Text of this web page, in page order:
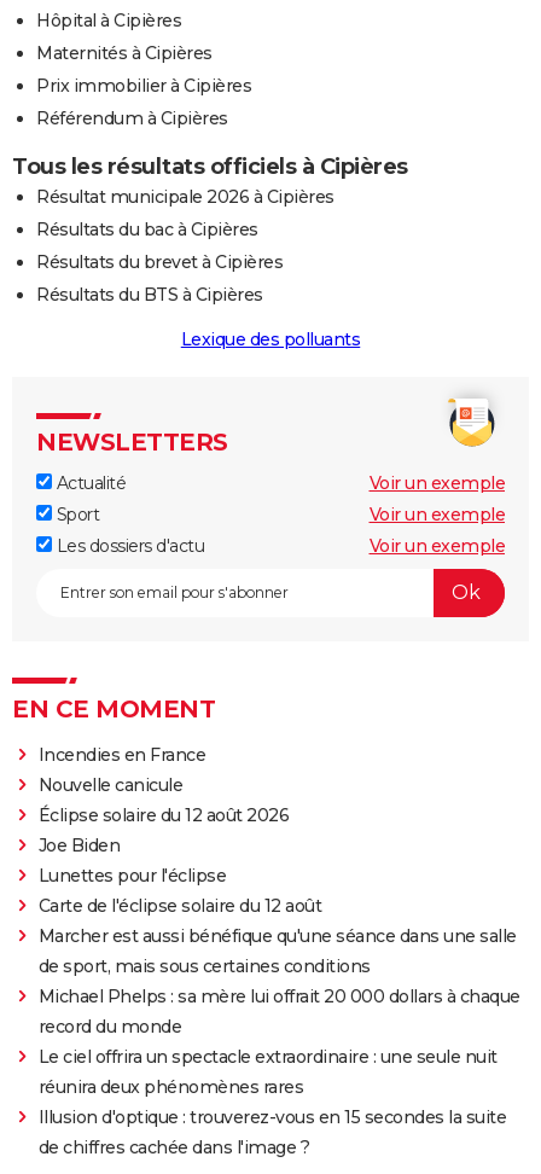
Hôpital à Cipières
Maternités à Cipières
Prix immobilier à Cipières
Référendum à Cipières
Tous les résultats officiels à Cipières
Résultat municipale 2026 à Cipières
Résultats du bac à Cipières
Résultats du brevet à Cipières
Résultats du BTS à Cipières
Lexique des polluants
NEWSLETTERS
Actualité
Voir un exemple
Sport
Voir un exemple
Les dossiers d'actu
Voir un exemple
EN CE MOMENT
Incendies en France
Nouvelle canicule
Éclipse solaire du 12 août 2026
Joe Biden
Lunettes pour l'éclipse
Carte de l'éclipse solaire du 12 août
Marcher est aussi bénéfique qu'une séance dans une salle
de sport, mais sous certaines conditions
Michael Phelps : sa mère lui offrait 20 000 dollars à chaque
record du monde
Le ciel offrira un spectacle extraordinaire : une seule nuit
réunira deux phénomènes rares
Illusion d'optique : trouverez-vous en 15 secondes la suite
de chiffres cachée dans l'image ?